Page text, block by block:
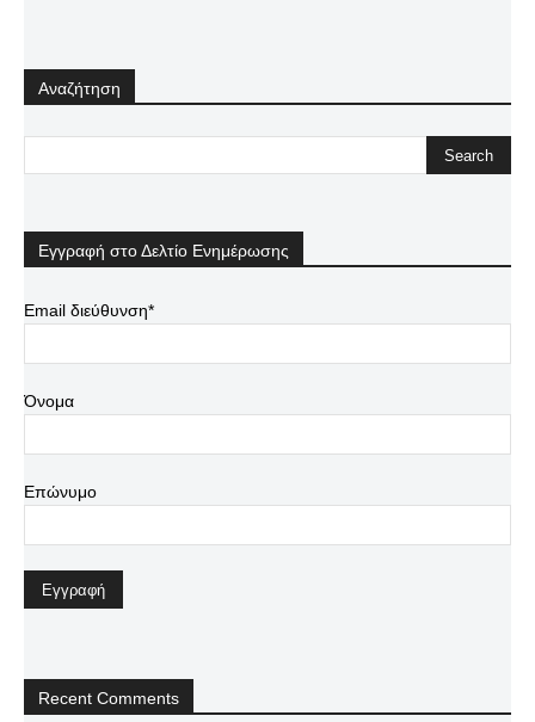
Αναζήτηση
Εγγραφή στο Δελτίο Ενημέρωσης
Email διεύθυνση*
Όνομα
Επώνυμο
Recent Comments